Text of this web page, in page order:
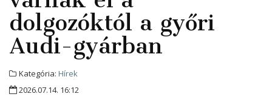
dolgozóktól a győri
Audi-gyárban
Kategória: Hírek
2026.07.14. 16:12